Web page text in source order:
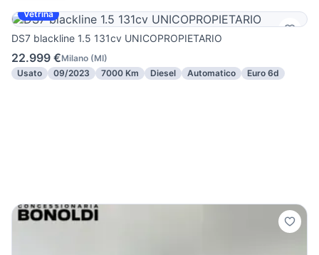
Vetrina
DS7 blackline 1.5 131cv UNICOPROPIETARIO
22.999 €Milano (MI)
Usato
09/2023 7000 Km Diesel Automatico Euro 6d